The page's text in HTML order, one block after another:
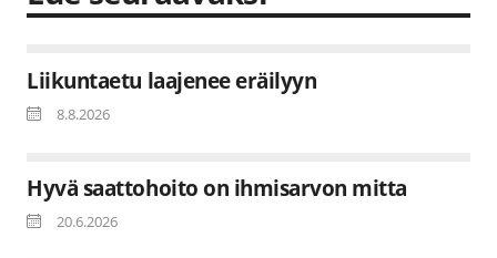
Liikuntaetu laajenee eräilyyn
8.8.2026
Hyvä saattohoito on ihmisarvon mitta
20.6.2026